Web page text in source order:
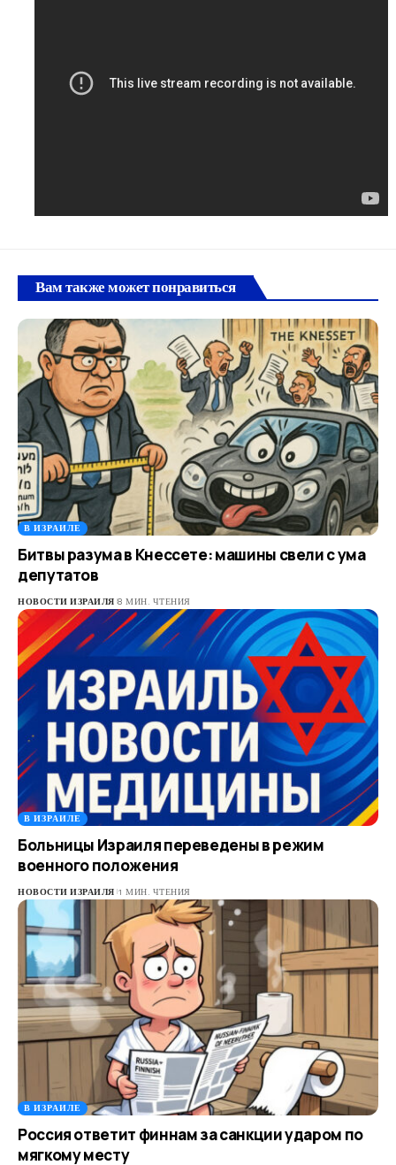
Вам также может понравиться
В ИЗРАИЛЕ
Битвы разума в Кнессете: машины свели с ума
депутатов
НОВОСТИ ИЗРАИЛЯ 8 МИН. ЧТЕНИЯ
В ИЗРАИЛЕ
Больницы Израиля переведены в режим
военного положения
НОВОСТИ ИЗРАИЛЯ 1 МИН. ЧТЕНИЯ
В ИЗРАИЛЕ
Россия ответит финнам за санкции ударом по
мягкому месту